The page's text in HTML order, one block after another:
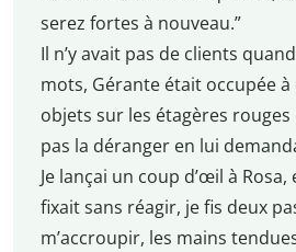
serez fortes à nouveau.”
Il n’y avait pas de clients
mots, Gérante était occupée
objets sur les étagères
pas la déranger en lui
Je lançai un coup d’œil à
fixait sans réagir, je fis deux
m’accroupir, les mains